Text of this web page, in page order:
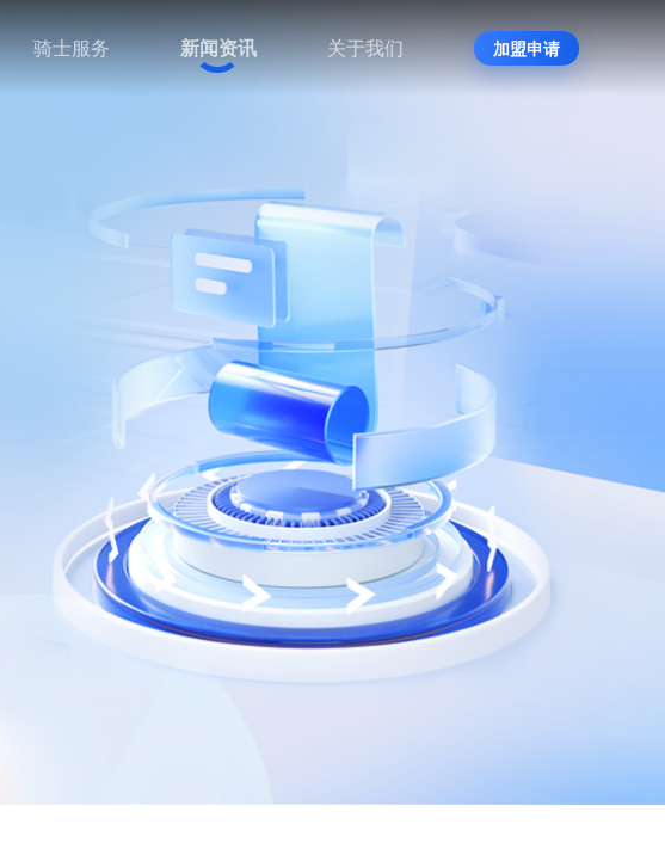
骑士服务 新闻资讯 关于我们 加盟申请